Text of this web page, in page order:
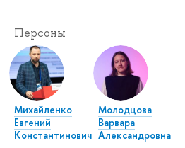
Персоны
Михайленко
Евгений
Константинович
Молодцова
Варвара
Александровна